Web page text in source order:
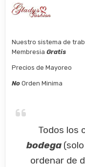
Nuestro sistema de
MembresiaGratis
Precios de Mayoreo
No Orden Minima
Todos los
bodega
ordenar de